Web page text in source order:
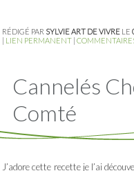
RÉDIGÉ PAR SYLVIE ART DE VIVRE LE
| LIEN PERMANENT |
Cannelés
Comté
J’adore cette recette je l’ai